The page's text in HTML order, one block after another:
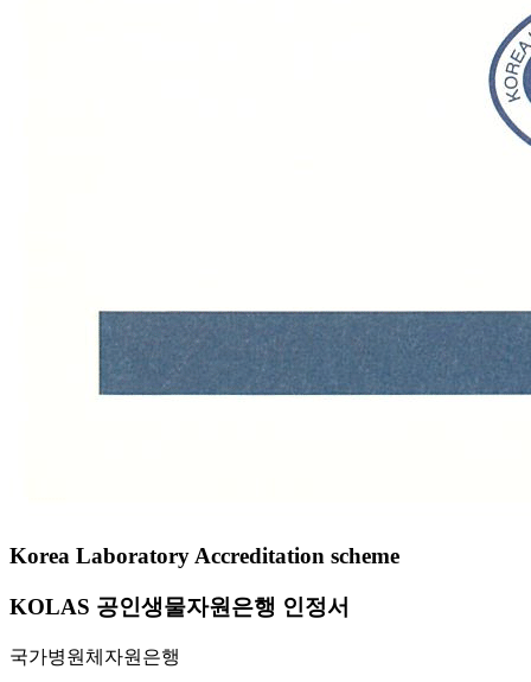
Korea Laboratory Accreditation scheme
KOLAS 공인생물자원은행 인정서
국가병원체자원은행